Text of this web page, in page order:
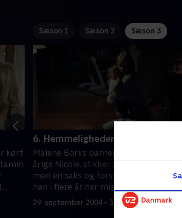
Sæson 1 Sæson 2 Sæson 3
kørt
6. Hemmeligheder
Malene Borks barnepige, den 16-
årige Nicole, stikker sin stedfar ihjel
med en saks og forsvarer sig med, at
han i flere år har misbrugt hende
seksuelt. Hun fik nok af hans
tilnærmelser, men den unge piges
29. september 2004 • 39 min